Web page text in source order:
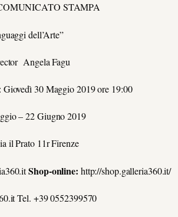
STAMPA
dell’Arte”
Angela Fagu
Giovedì 30 Maggio 2019 ore 19:00
– 22 Giugno 2019
il Prato 11r Firenze
Shop-online: http://shop.galleria360.it/
Tel. +39 0552399570